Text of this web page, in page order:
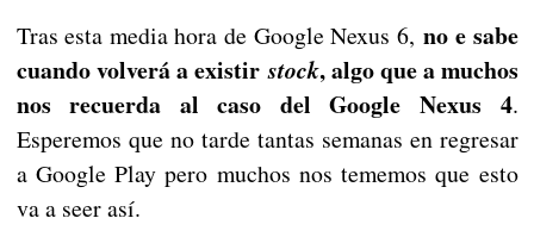
Tras esta media hora de Google Nexus 6,no e sabe
cuando volverá a existirstock, algo que a muchos
nos recuerda al caso del Google Nexus 4.
Esperemos que no tarde tantas semanas en regresar
a Google Play pero muchos nos tememos que esto
va a seer así.